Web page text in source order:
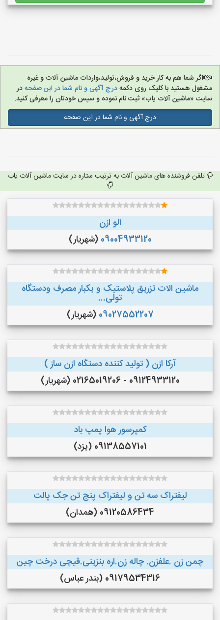
اگر شما هم به کار خرید و فروش،تولید،واردات ماشین آلات و غیره
مشغول هستید با کلیک روی دکمهدرج آگهی و نام شما در این صفحهدر
سایت «ماشین آلات یاب» ثبت نام نموده و سپس خودتان را معرفی کنید.
درج آگهی و نام شما در این صفحه
تلفن فروشنده های ماشین آلات به ترتیب ستاره در سایت ماشین آلات یاب
الو ازن
09004933120 (شهریار)
ماشین الات تزریق پلاستیک و یکبار مصرف ودستگاه
تولی...
09027552207 (شهریار)
آرکا ازن ( تولید کننده دستگاه ازن ساز )
09124933120 - 02165019206 (شهریار)
کمپرسور هوا پمپ باد
09138557101 (یزد)
لیفتراک سه تن و لیفتراک پنج تن جک پالت
09120586434 (همدان)
چمن زن .علفزن. چاله زن.اره بنزینی.قیچی درخت چین
09179534316 (بندر عباس)